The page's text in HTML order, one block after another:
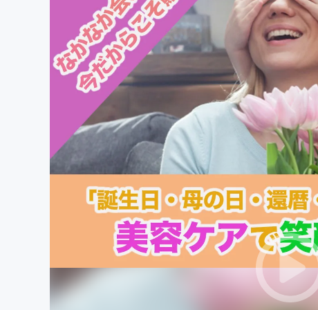
テクノロジー・ガジェット
映像・映画
ビジネス・起業
まちづくり・地域活性化